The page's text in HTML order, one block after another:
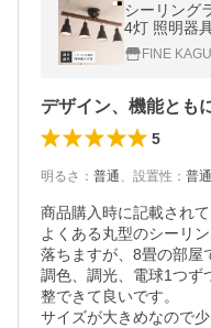
シーリング
4灯 照明器
色 LED電球
ェ リビング
FINE
デザイン、機能とも
5
明るさ ： 普通、 設置性 ： 普通
商品購入時に記載され
よくある丸型のシーリ
落ちますが、8畳の部屋
調色、調光、電球1つず
整できて良いです。
サイズが大きめなので